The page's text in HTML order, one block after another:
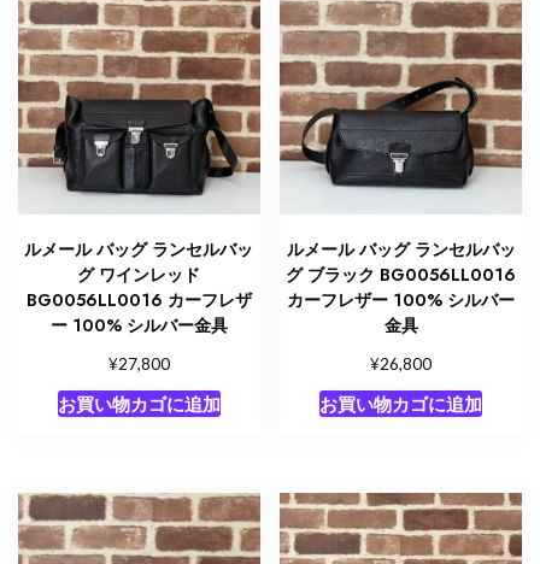
ルメール バッグ ランセルバッ
グ ワインレッド
BG0056LL0016 カーフレザ
ー 100% シルバー金具
¥27,800
お買い物カゴに追加
ルメール バッグ ランセルバッ
グ ブラック BG0056LL0016
カーフレザー 100% シルバー
金具
¥26,800
お買い物カゴに追加